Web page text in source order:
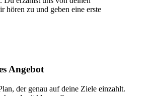
hören zu und geben eine erste
Angebot
der genau auf deine Ziele einzahlt.